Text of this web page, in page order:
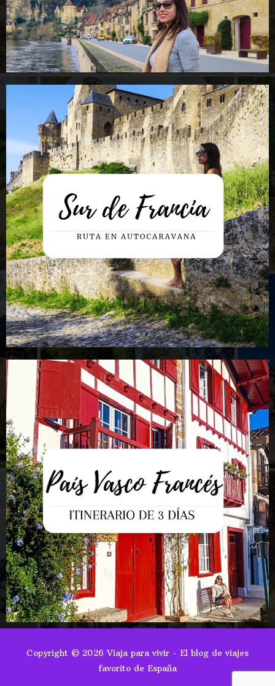
Copyright © 2026Viaja para vivir - El blog de viajes
favorito de España